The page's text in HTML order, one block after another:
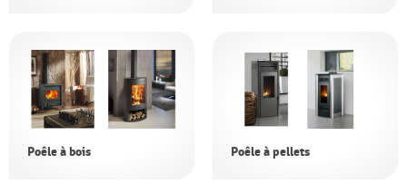
Poêle à bois Poêle à pellets